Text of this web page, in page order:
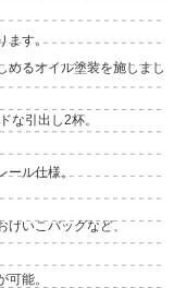
ます。
めるオイル塗装を施しまし
な引出し2杯。
ール仕様。
けいこバッグなど、
能。